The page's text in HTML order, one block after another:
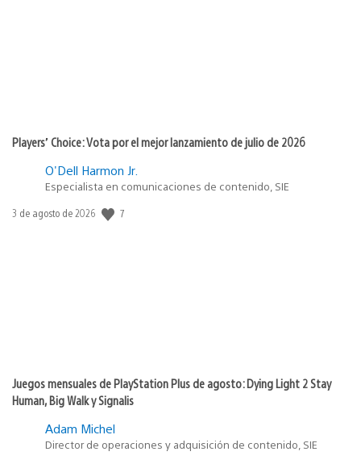
Players’ Choice: Vota por el mejor lanzamiento de julio de 2026
O'Dell Harmon Jr.
Especialista en comunicaciones de contenido, SIE
Fecha
3 de agosto de 2026 7
Juegos mensuales de PlayStation Plus de agosto: Dying Light 2 Stay
Human, Big Walk y Signalis
Adam Michel
Director de operaciones y adquisición de contenido, SIE